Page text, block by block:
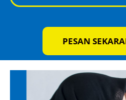
PESAN